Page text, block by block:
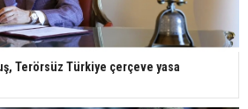
türkücü Mahmut Tuncer estetik operasyon
Son hali gündem oldu
Terörsüz Türkiye çerçeve yasa